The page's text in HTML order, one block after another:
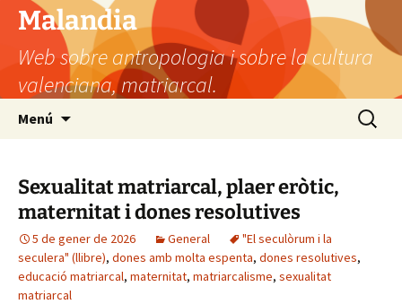
Vés
contingut
Malandia
Web sobre antropologia i sobre la cultura
valenciana, matriarcal.
Menú Cerca:
Sexualitat matriarcal, plaer eròtic,
maternitat i dones resolutives
5 de gener de 2026 General
"El seculòrum i la
seculera" (llibre), dones amb molta espenta, dones resolutives,
educació matriarcal, maternitat, matriarcalisme, sexualitat
matriarcal